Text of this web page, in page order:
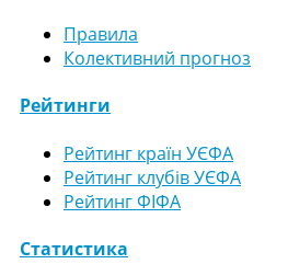
Правила
Колективний прогноз
Рейтинги
Рейтинг країн УЄФА
Рейтинг клубів УЄФА
Рейтинг ФІФА
Статистика